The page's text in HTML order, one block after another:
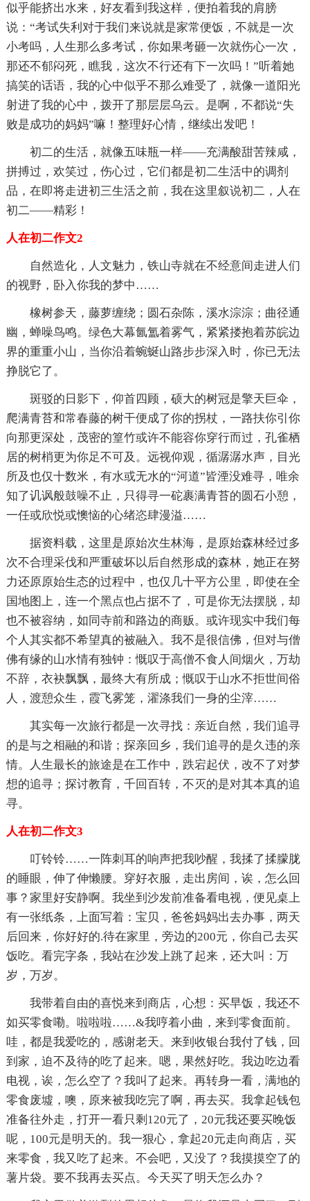
似乎能挤出水来，好友看到我这样，便拍着我的肩膀
说：“考试失利对于我们来说就是家常便饭，不就是一次
小考吗，人生那么多考试，你如果考砸一次就伤心一次，
那还不郁闷死，瞧我，这次不行还有下一次吗！”听着她
搞笑的话语，我的心中似乎不那么难受了，就像一道阳光
射进了我的心中，拨开了那层层乌云。是啊，不都说“失
败是成功的妈妈”嘛！整理好心情，继续出发吧！
初二的生活，就像五味瓶一样——充满酸甜苦辣咸，
拼搏过，欢笑过，伤心过，它们都是初二生活中的调剂
品，在即将走进初三生活之前，我在这里叙说初二，人在
初二——精彩！
人在初二作文2
自然造化，人文魅力，铁山寺就在不经意间走进人们
的视野，卧入你我的梦中……
橡树参天，藤萝缠绕；圆石杂陈，溪水淙淙；曲径通
幽，蝉噪鸟鸣。绿色大幕氤氲着雾气，紧紧搂抱着苏皖边
界的重重小山，当你沿着蜿蜒山路步步深入时，你已无法
挣脱它了。
斑驳的日影下，仰首四顾，硕大的树冠是擎天巨伞，
爬满青苔和常春藤的树干便成了你的拐杖，一路扶你引你
向那更深处，茂密的篁竹或许不能容你穿行而过，孔雀栖
居的树梢更为你足不可及。远视仰观，循潺潺水声，目光
所及也仅十数米，有水或无水的“河道”皆湮没难寻，唯余
知了讥讽般鼓噪不止，只得寻一砣裹满青苔的圆石小憩，
一任或欣悦或懊恼的心绪恣肆漫溢……
据资料载，这里是原始次生林海，是原始森林经过多
次不合理采伐和严重破坏以后自然形成的森林，她正在努
力还原原始生态的过程中，也仅几十平方公里，即使在全
国地图上，连一个黑点也占据不了，可是你无法摆脱，却
也不被容纳，如同寺前和路边的商贩。或许现实中我们每
个人其实都不希望真的被融入。我不是很信佛，但对与僧
佛有缘的山水情有独钟：慨叹于高僧不食人间烟火，万劫
不辞，衣袂飘飘，最终大有所成；慨叹于山水不拒世间俗
人，渡憩众生，霞飞雾笼，濯涤我们一身的尘滓……
其实每一次旅行都是一次寻找：亲近自然，我们追寻
的是与之相融的和谐；探亲回乡，我们追寻的是久违的亲
情。人生最长的旅途是在工作中，跌宕起伏，改不了对梦
想的追寻；探讨教育，千回百转，不灭的是对其本真的追
寻。
人在初二作文3
叮铃铃……一阵刺耳的响声把我吵醒，我揉了揉朦胧
的睡眼，伸了伸懒腰。穿好衣服，走出房间，诶，怎么回
事？家里好安静啊。我坐到沙发前准备看电视，便见桌上
有一张纸条，上面写着：宝贝，爸爸妈妈出去办事，两天
后回来，你好好的.待在家里，旁边的200元，你自己去买
饭吃。看完字条，我站在沙发上跳了起来，还大叫：万
岁，万岁。
我带着自由的喜悦来到商店，心想：买早饭，我还不
如买零食嘞。啦啦啦……&我哼着小曲，来到零食面前。
哇，都是我爱吃的，感谢老天。来到收银台我付了钱，回
到家，迫不及待的吃了起来。嗯，果然好吃。我边吃边看
电视，诶，怎么空了？我叫了起来。再转身一看，满地的
零食废墟，噢，原来被我吃完了啊，再去买。我拿起钱包
准备往外走，打开一看只剩120元了，20元我还要买晚饭
呢，100元是明天的。我一狠心，拿起20元走向商店，买
来零食，我又吃了起来。不会吧，又没了？我摸摸空了的
薯片袋。要不我再去买点。今天买了明天怎么办？